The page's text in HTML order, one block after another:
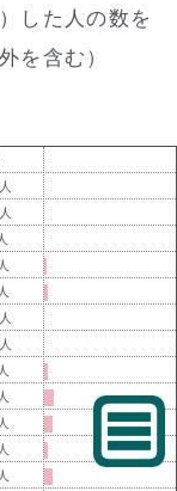
した人の数を
を含む）